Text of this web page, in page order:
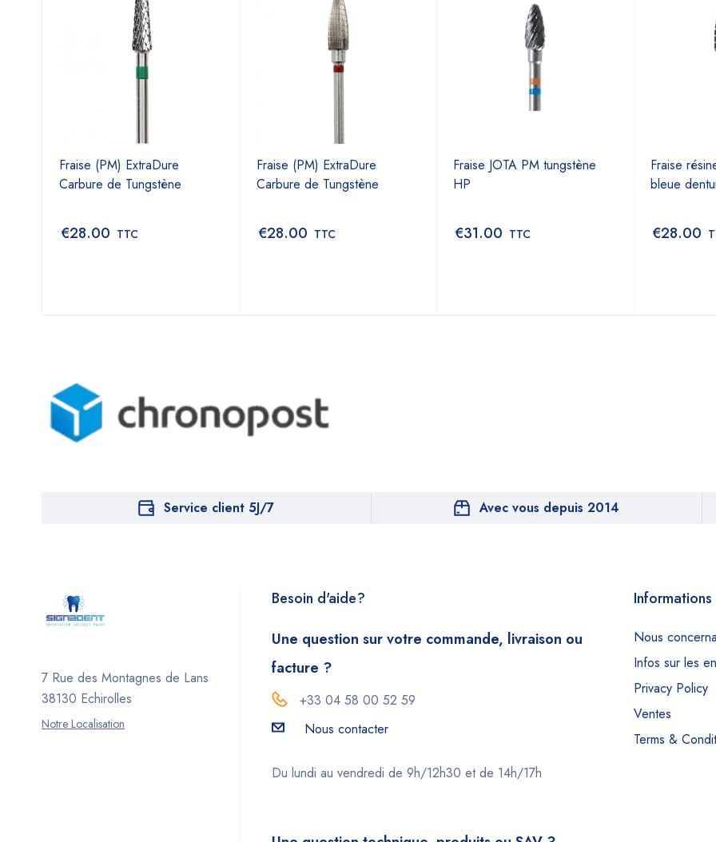
Fraise (PM) ExtraDure
Carbure de Tungstène
€28.00 TTC
Fraise (PM) ExtraDure
Carbure de Tungstène
€28.00 TTC
Fraise JOTA PM tungstène
HP
€31.00 TTC
Fraise
bleue
€28.00
Service client 5J/7 Avec vous depuis 2014
7 Rue des Montagnes de Lans
38130 Echirolles
Notre Localisation
Besoin d'aide?
Une question sur votre commande, livraison ou
facture ?
+33 04 58 00 52 59
Nous contacter
Du lundi au vendredi de 9h/12h30 et de 14h/17h
Informations
Nous
Infos sur les
Privacy Policy
Ventes
Terms &